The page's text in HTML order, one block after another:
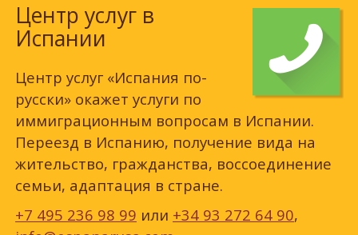
Центр услуг в
Испании
Центр услуг «Испания по-
русски» окажет услуги по
иммиграционным вопросам в Испании.
Переезд в Испанию, получение вида на
жительство, гражданства, воссоединение
семьи, адаптация в стране.
+7 495 236 98 99 или +34 93 272 64 90,